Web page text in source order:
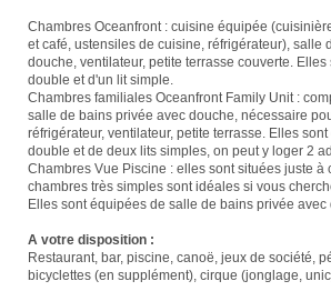
Chambres Oceanfront : cuisine équipée
et café, ustensiles de cuisine, réfrigérateur), salle
douche, ventilateur, petite terrasse couverte.
double et d'un lit simple.
Chambres familiales Oceanfront Family Unit :
salle de bains privée avec douche, nécessaire
réfrigérateur, ventilateur, petite terrasse. Elles
double et de deux lits simples, on peut y loger 2
Chambres Vue Piscine : elles sont situées juste à
chambres très simples sont idéales si vous
Elles sont équipées de salle de bains privée avec
A votre disposition :
Restaurant, bar, piscine, canoë, jeux de société,
bicyclettes (en supplément), cirque (jonglage,